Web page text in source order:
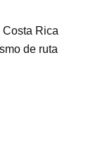
Rica
de ruta